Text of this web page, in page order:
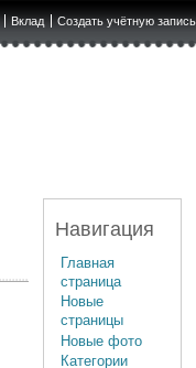
Вклад Создать учётную запись
Навигация
Главная
страница
Новые
страницы
Новые фото
Категории